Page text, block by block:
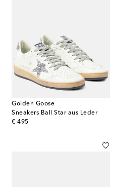
Golden Goose
Sneakers Ball Star aus Leder
€ 495
original price